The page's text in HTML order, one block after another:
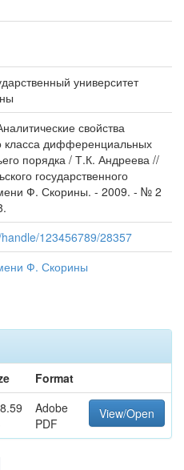
университет
свойства
класса дифференциальных
порядка / Т.К. Андреева //
государственного
Ф. Скорины. - 2009. - № 2
123456789/28357
Ф. Скорины
Format
Adobe
PDF
View/Open